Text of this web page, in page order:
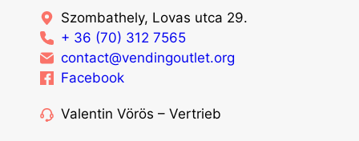
Szombathely, Lovas utca 29.
+ 36 (70) 312 7565
contact@vendingoutlet.org
Facebook
Valentin Vörös – Vertrieb